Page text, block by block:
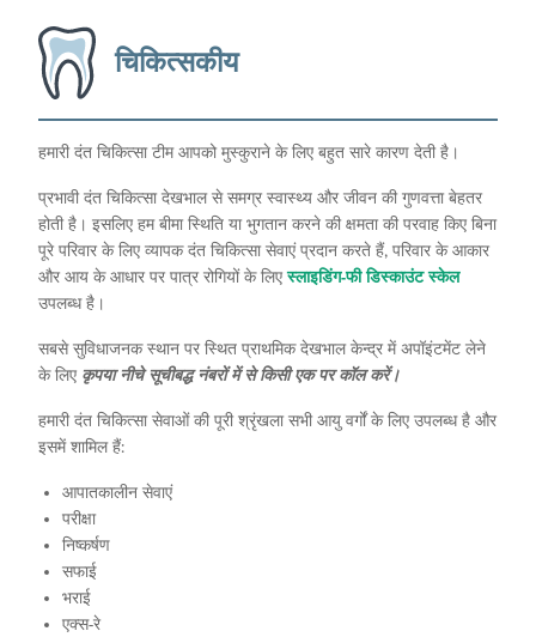
चिकित्सकीय
हमारी दंत चिकित्सा टीम आपको मुस्कुराने के लिए बहुत सारे कारण देती है।
प्रभावी दंत चिकित्सा देखभाल से समग्र स्वास्थ्य और जीवन की गुणवत्ता बेहतर
होती है। इसलिए हम बीमा स्थिति या भुगतान करने की क्षमता की परवाह किए बिना
पूरे परिवार के लिए व्यापक दंत चिकित्सा सेवाएं प्रदान करते हैं, परिवार के आकार
और आय के आधार पर पात्र रोगियों के लिएस्लाइडिंग-फी डिस्काउंट स्केल
उपलब्ध है।
सबसे सुविधाजनक स्थान पर स्थित प्राथमिक देखभाल केन्द्र में अपॉइंटमेंट लेने
के लिए कृपया नीचे सूचीबद्ध नंबरों में से किसी एक पर कॉल करें।
हमारी दंत चिकित्सा सेवाओं की पूरी श्रृंखला सभी आयु वर्गों के लिए उपलब्ध है और
इसमें शामिल हैं:
आपातकालीन सेवाएं
परीक्षा
निष्कर्षण
सफाई
भराई
एक्स-रे